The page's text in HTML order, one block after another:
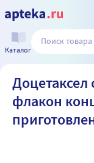
Каталог
Доцетаксел
флакон